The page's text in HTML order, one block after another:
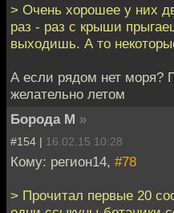
> Очень хорошее у них
раз - раз с крыши
выходишь. А то
А если рядом нет моря?
желательно летом
Борода М »
#154 | 16.02.15 10:28
Кому: регион14, #78
> Прочитал первые 20